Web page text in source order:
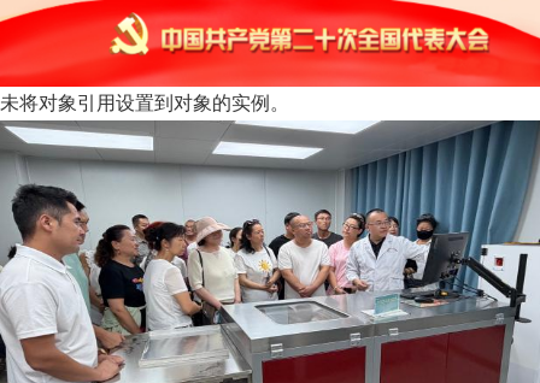
未将对象引用设置到对象的实例。